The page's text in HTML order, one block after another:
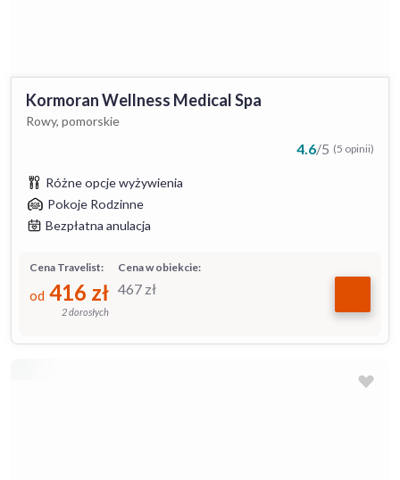
Kormoran Wellness Medical Spa
Rowy, pomorskie
4.6/5 (5 opinii)
Różne opcje wyżywienia
Pokoje Rodzinne
Bezpłatna anulacja
Cena w obiekcie:
467 zł
Cena Travelist:
od 416 zł
2 dorosłych